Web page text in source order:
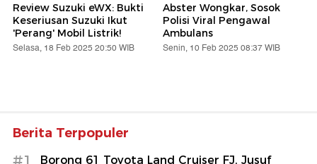
Review Suzuki eWX: Bukti
Keseriusan Suzuki Ikut
'Perang' Mobil Listrik!
Selasa, 18 Feb 2025 20:50 WIB
Abster Wongkar, Sosok
Polisi Viral Pengawal
Ambulans
Senin, 10 Feb 2025 08:37 WIB
Berita Terpopuler
#1
Borong 61 Toyota Land Cruiser FJ, Jusuf